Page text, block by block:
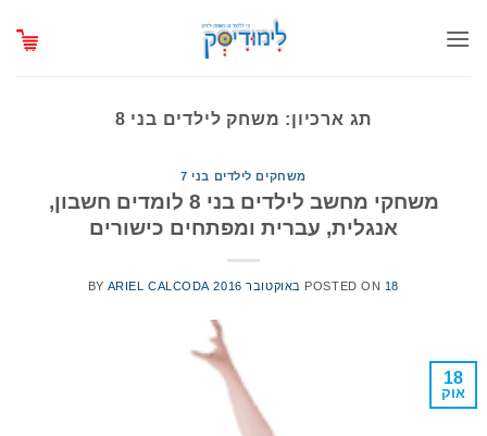
תג ארכיון: משחק לילדים בני 8
משחקים לילדים בני 7
משחקי מחשב לילדים בני 8 לומדים חשבון,
אנגלית, עברית ומפתחים כישורים
POSTED ON 18 באוקטובר 2016 BY ARIEL CALCODA
18
אוק